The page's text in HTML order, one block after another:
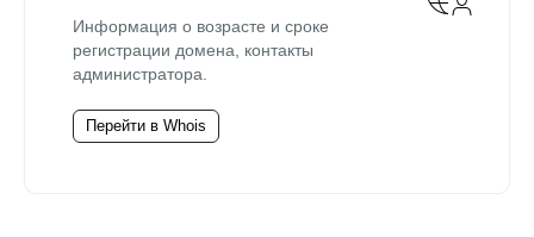
Информация о возрасте и сроке
регистрации домена, контакты
администратора.
Перейти в Whois